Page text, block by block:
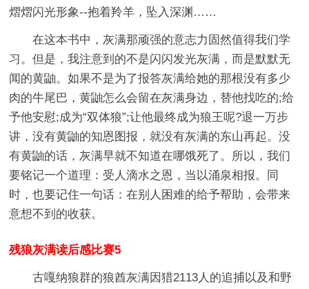
熠熠闪光形象--抱着羚羊，坠入深渊……
在这本书中，灰满那顽强的意志力固然值得我们学
习。但是，我注意到的不是闪闪发光灰满，而是默默无
闻的黄鼬。如果不是为了报答灰满给她的那根没有多少
肉的牛尾巴，黄鼬怎么会留在灰满身边，替他找吃的;给
予他安慰;成为“双体狼”;让他最终成为狼王呢?退一万步
讲，没有黄鼬的知恩图报，就没有灰满的东山再起。没
有黄鼬的话，灰满早就不知道在哪饿死了。所以，我们
要铭记一个道理：受人滴水之恩，当以涌泉相报。同
时，也要记住一句话：在别人困难的给予帮助，会带来
意想不到的收获。
残狼灰满读后感比赛5
古嘎纳狼群的狼酋灰满因猎2113人的追捕以及和野